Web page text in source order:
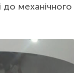
до механічного